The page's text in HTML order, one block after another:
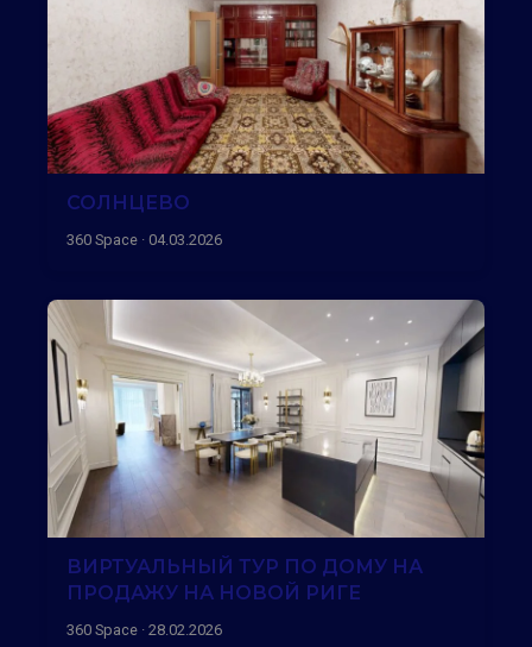
СОЛНЦЕВО
360 Space · 04.03.2026
ВИРТУАЛЬНЫЙ ТУР ПО ДОМУ НА
ПРОДАЖУ НА НОВОЙ РИГЕ
360 Space · 28.02.2026